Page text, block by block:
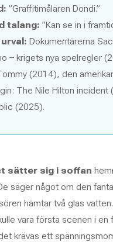
”Graffitimålaren Dondi.”
talang: ”Kan se in i
Dokumentärerna
– krigets nya spelregler
(2014), den
The Nile Hilton incident
(2025).
sätter sig i soffan
säger något om den
hämtar två glas vatten.
vara första scenen i en
krävas ett